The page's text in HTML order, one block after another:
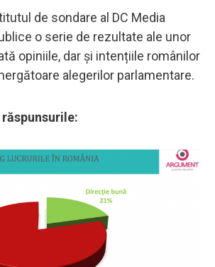
de sondare al DC Media
o serie de rezultate ale unor
opiniile, dar și intențiile românilor
alegerilor parlamentare.